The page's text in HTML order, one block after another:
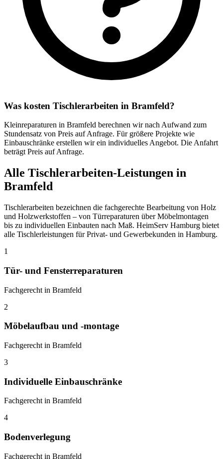
Was kosten Tischlerarbeiten in Bramfeld?
Kleinreparaturen in Bramfeld berechnen wir nach Aufwand zum
Stundensatz von Preis auf Anfrage. Für größere Projekte wie
Einbauschränke erstellen wir ein individuelles Angebot. Die Anfahrt
beträgt Preis auf Anfrage.
Alle Tischlerarbeiten-Leistungen in
Bramfeld
Tischlerarbeiten bezeichnen die fachgerechte Bearbeitung von Holz
und Holzwerkstoffen – von Türreparaturen über Möbelmontagen
bis zu individuellen Einbauten nach Maß. HeimServ Hamburg bietet
alle Tischlerleistungen für Privat- und Gewerbekunden in Hamburg.
1
Tür- und Fensterreparaturen
Fachgerecht in Bramfeld
2
Möbelaufbau und -montage
Fachgerecht in Bramfeld
3
Individuelle Einbauschränke
Fachgerecht in Bramfeld
4
Bodenverlegung
Fachgerecht in Bramfeld